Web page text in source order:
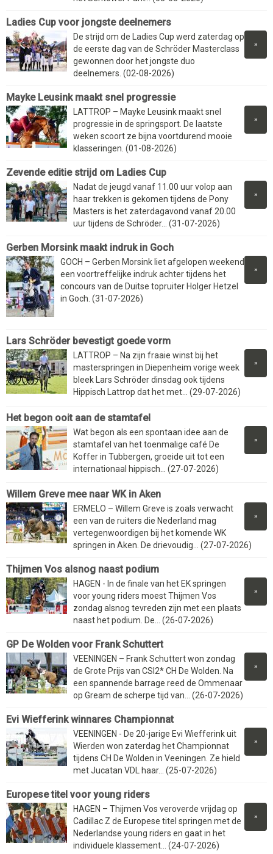
Ladies Cup voor jongste deelnemers
»
De strijd om de Ladies Cup werd zaterdag op
de eerste dag van de Schröder Masterclass
gewonnen door het jongste duo
deelnemers. (02-08-2026)
Mayke Leusink maakt snel progressie
»
LATTROP – Mayke Leusink maakt snel
progressie in de springsport. De laatste
weken scoort ze bijna voortdurend mooie
klasseringen. (01-08-2026)
Zevende editie strijd om Ladies Cup
»
Nadat de jeugd vanaf 11.00 uur volop aan
haar trekken is gekomen tijdens de Pony
Masters is het zaterdagavond vanaf 20.00
uur tijdens de Schröder... (31-07-2026)
Gerben Morsink maakt indruk in Goch
»
GOCH – Gerben Morsink liet afgelopen weekend
een voortreffelijke indruk achter tijdens het
concours van de Duitse topruiter Holger Hetzel
in Goch. (31-07-2026)
Lars Schröder bevestigt goede vorm
»
LATTROP – Na zijn fraaie winst bij het
masterspringen in Diepenheim vorige week
bleek Lars Schröder dinsdag ook tijdens
Hippisch Lattrop dat het met... (29-07-2026)
Het begon ooit aan de stamtafel
»
Wat begon als een spontaan idee aan de
stamtafel van het toenmalige café De
Koffer in Tubbergen, groeide uit tot een
internationaal hippisch... (27-07-2026)
Willem Greve mee naar WK in Aken
»
ERMELO – Willem Greve is zoals verwacht
een van de ruiters die Nederland mag
vertegenwoordigen bij het komende WK
springen in Aken. De drievoudig... (27-07-2026)
Thijmen Vos alsnog naast podium
»
HAGEN - In de finale van het EK springen
voor young riders moest Thijmen Vos
zondag alsnog tevreden zijn met een plaats
naast het podium. De... (26-07-2026)
GP De Wolden voor Frank Schuttert
»
VEENINGEN – Frank Schuttert won zondag
de Grote Prijs van CSI2* CH De Wolden. Na
een spannende barrage reed de Ommenaar
op Gream de scherpe tijd van... (26-07-2026)
Evi Wiefferink winnares Championnat
»
VEENINGEN - De 20-jarige Evi Wiefferink uit
Wierden won zaterdag het Championnat
tijdens CH De Wolden in Veeningen. Ze hield
met Jucatan VDL haar... (25-07-2026)
Europese titel voor young riders
»
HAGEN – Thijmen Vos veroverde vrijdag op
Cadillac Z de Europese titel springen met de
Nederlandse young riders en gaat in het
individuele klassement... (24-07-2026)